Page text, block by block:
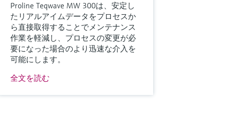
Proline Teqwave MW 300は、安定し
たリアルアイムデータをプロセスか
ら直接取得することでメンテナンス
作業を軽減し、プロセスの変更が必
要になった場合のより迅速な介入を
可能にします。
全文を読む